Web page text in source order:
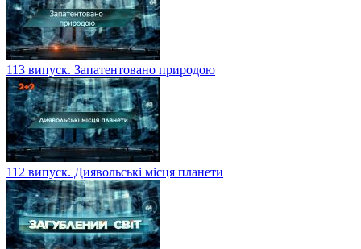
113 випуск. Запатентовано природою
112 випуск. Диявольські місця планети